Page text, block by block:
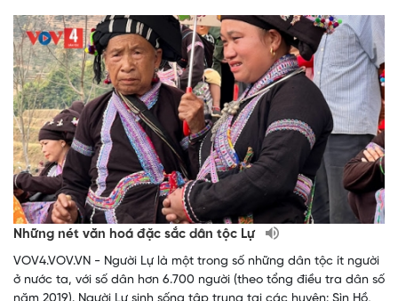
Những nét văn hoá đặc sắc dân tộc Lự
VOV4.VOV.VN - Người Lự là một trong số những dân tộc ít người
ở nước ta, với số dân hơn 6.700 người (theo tổng điều tra dân số